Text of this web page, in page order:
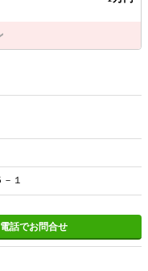
１
電話でお問合せ